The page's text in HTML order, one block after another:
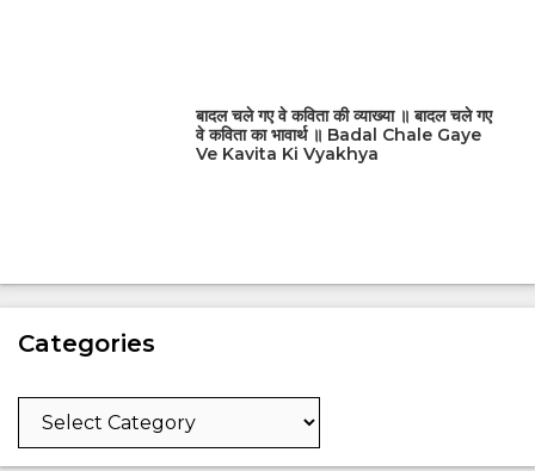
बादल चले गए वे कविता की व्याख्या ॥ बादल चले गए
वे कविता का भावार्थ ॥ Badal Chale Gaye
Ve Kavita Ki Vyakhya
Categories
Categories